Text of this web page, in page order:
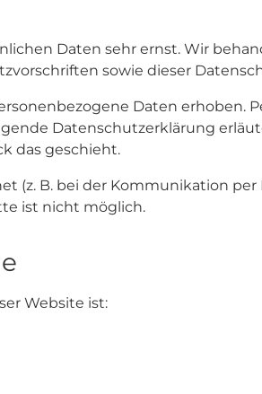
Daten sehr ernst. Wir
sowie dieser
Daten erhoben.
Datenschutzerklärung
das geschieht.
(z. B. bei der Kommunikation
ist nicht möglich.
Website ist: